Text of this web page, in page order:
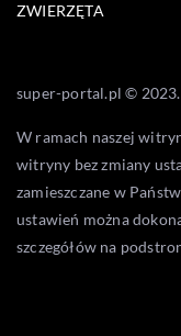
ZWIERZĘTA
super-portal.pl © 2023.
W ramach naszej
witryny bez zmiany
zamieszczane w
ustawień można
szczegółów na